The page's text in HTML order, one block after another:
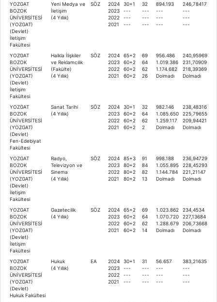
YOZGAT
BOZOK
ÜNİVERSİTESİ
(YOZGAT)
(Devlet)
İletişim
Fakültesi
Yeni Medya ve
İletişim
(4 Yıllık)
SÖZ
2024
2023
2022
2021
30+1
---
---
---
32
---
---
---
894.193
---
---
---
246,78417
---
---
---
YOZGAT
BOZOK
ÜNİVERSİTESİ
(YOZGAT)
(Devlet)
İletişim
Fakültesi
Halkla İlişkiler
ve Reklamcılık
(Fakülte)
(4 Yıllık)
SÖZ
2024
2023
2022
2021
65+2
60+2
60+2
60+2
69
64
62
26
956.486
1.019.386
1.174.682
Dolmadı
240,95969
231,70909
218,39369
Dolmadı
YOZGAT
BOZOK
ÜNİVERSİTESİ
(YOZGAT)
(Devlet)
Fen-Edebiyat
Fakültesi
Sanat Tarihi
(4 Yıllık)
SÖZ
2024
2023
2022
2021
30+1
60+2
60+2
60+2
32
64
62
2
982.146
1.085.650
1.259.117
Dolmadı
238,48316
225,79655
209,94421
Dolmadı
YOZGAT
BOZOK
ÜNİVERSİTESİ
(YOZGAT)
(Devlet)
İletişim
Fakültesi
Radyo,
Televizyon ve
Sinema
(4 Yıllık)
SÖZ
2024
2023
2022
2021
85+3
80+2
80+2
80+2
91
84
82
13
998.188
1.055.895
1.144.784
Dolmadı
236,94729
228,45293
221,21147
Dolmadı
YOZGAT
BOZOK
ÜNİVERSİTESİ
(YOZGAT)
(Devlet)
İletişim
Fakültesi
Gazetecilik
(4 Yıllık)
SÖZ
2024
2023
2022
2021
65+2
60+2
60+2
60+2
69
64
62
14
1.023.862
1.070.720
1.288.679
Dolmadı
234,4534
227,13684
206,73668
Dolmadı
YOZGAT
BOZOK
ÜNİVERSİTESİ
(YOZGAT)
(Devlet)
Hukuk Fakültesi
Hukuk
(4 Yıllık)
EA
2024
2023
2022
2021
30+1
---
---
---
31
---
---
---
56.657
---
---
---
383,21635
---
---
---